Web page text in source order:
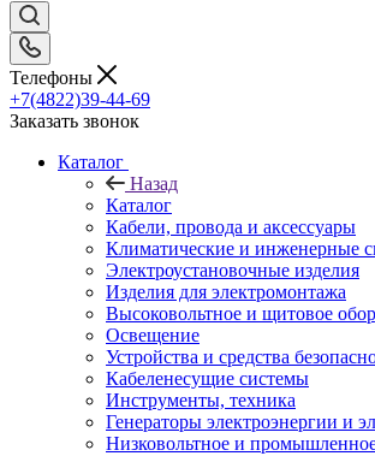
Телефоны
+7(4822)39-44-69
Заказать звонок
Каталог
Назад
Каталог
Кабели, провода и аксессуары
Климатические и инженерные
Электроустановочные изделия
Изделия для электромонтажа
Высоковольтное и щитовое
Освещение
Устройства и средства
Кабеленесущие системы
Инструменты, техника
Генераторы электроэнергии и
Низковольтное и